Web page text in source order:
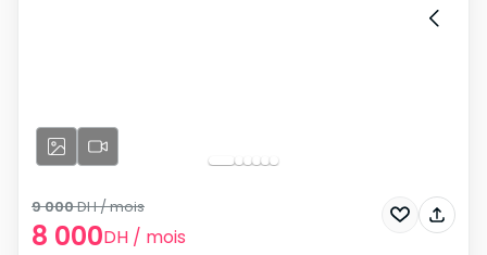
8 000DH / mois
9 000DH/ mois